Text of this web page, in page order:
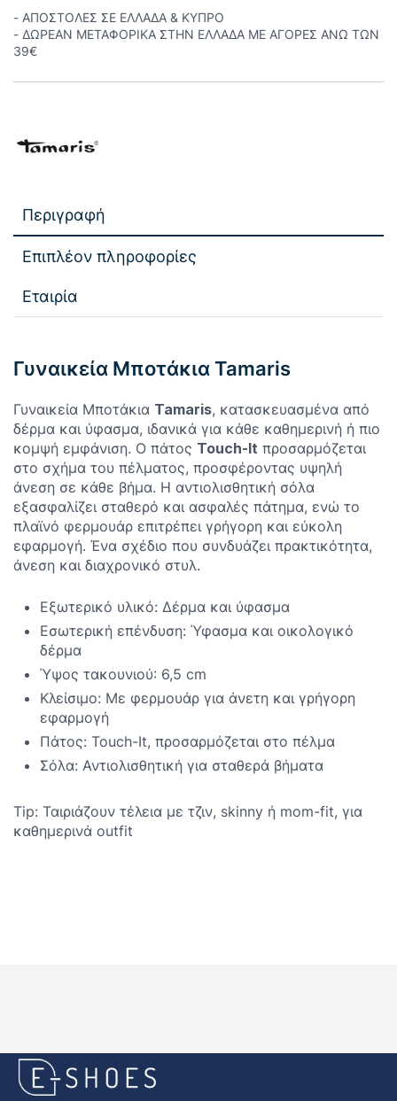
- ΑΠΟΣΤΟΛΕΣ ΣΕ ΕΛΛΑΔΑ & ΚΥΠΡΟ
- ΔΩΡΕΑΝ ΜΕΤΑΦΟΡΙΚΑ ΣΤΗΝ ΕΛΛΑΔΑ ΜΕ ΑΓΟΡΕΣ ΑΝΩ ΤΩΝ
39€
Περιγραφή
Επιπλέον πληροφορίες
Εταιρία
Γυναικεία Μποτάκια Tamaris
Γυναικεία Μποτάκια Tamaris, κατασκευασμένα από
δέρμα και ύφασμα, ιδανικά για κάθε καθημερινή ή πιο
κομψή εμφάνιση. Ο πάτος Touch-It προσαρμόζεται
στο σχήμα του πέλματος, προσφέροντας υψηλή
άνεση σε κάθε βήμα. Η αντιολισθητική σόλα
εξασφαλίζει σταθερό και ασφαλές πάτημα, ενώ το
πλαϊνό φερμουάρ επιτρέπει γρήγορη και εύκολη
εφαρμογή. Ένα σχέδιο που συνδυάζει πρακτικότητα,
άνεση και διαχρονικό στυλ.
Εξωτερικό υλικό: Δέρμα και ύφασμα
Εσωτερική επένδυση: Ύφασμα και οικολογικό
δέρμα
Ύψος τακουνιού: 6,5 cm
Κλείσιμο: Με φερμουάρ για άνετη και γρήγορη
εφαρμογή
Πάτος: Touch-It, προσαρμόζεται στο πέλμα
Σόλα: Αντιολισθητική για σταθερά βήματα
Tip: Ταιριάζουν τέλεια με τζιν, skinny ή mom-fit, για
καθημερινά outfit